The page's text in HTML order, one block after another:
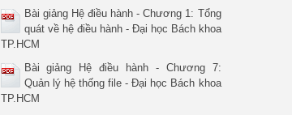
Bài giảng Hệ điều hành - Chương 1: Tổng
quát về hệ điều hành - Đại học Bách khoa
TP.HCM
Bài giảng Hệ điều hành - Chương 7:
Quản lý hệ thống file - Đại học Bách khoa
TP.HCM